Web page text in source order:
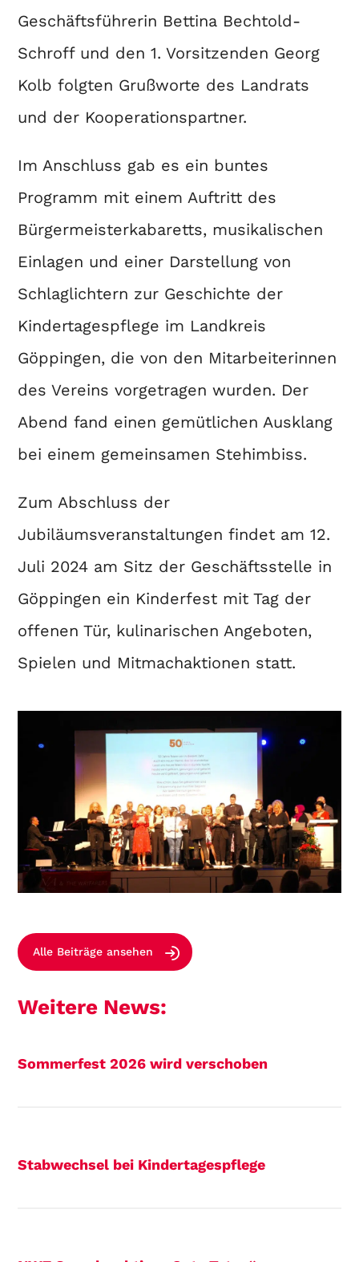
Geschäftsführerin Bettina Bechtold-
Schroff und den 1. Vorsitzenden Georg
Kolb folgten Grußworte des Landrats
und der Kooperationspartner.
Im Anschluss gab es ein buntes
Programm mit einem Auftritt des
Bürgermeisterkabaretts, musikalischen
Einlagen und einer Darstellung von
Schlaglichtern zur Geschichte der
Kindertagespflege im Landkreis
Göppingen, die von den Mitarbeiterinnen
des Vereins vorgetragen wurden. Der
Abend fand einen gemütlichen Ausklang
bei einem gemeinsamen Stehimbiss.
Zum Abschluss der
Jubiläumsveranstaltungen findet am 12.
Juli 2024 am Sitz der Geschäftsstelle in
Göppingen ein Kinderfest mit Tag der
offenen Tür, kulinarischen Angeboten,
Spielen und Mitmachaktionen statt.
Alle Beiträge ansehen
Weitere News:
Sommerfest 2026 wird verschoben
Stabwechsel bei Kindertagespflege